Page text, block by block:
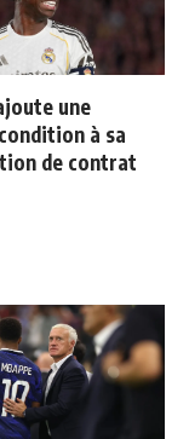
une
à sa
de contrat